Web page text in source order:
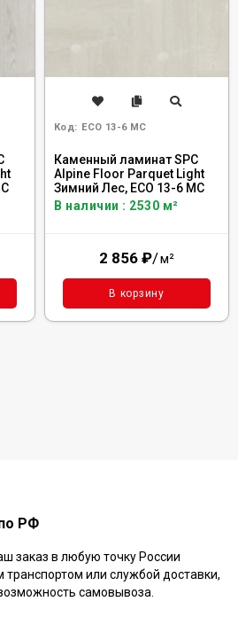
Код: ECO 13-6 MC
Каменный ламинат SPC
Alpine Floor Parquet Light
Зимний Лес, ЕСО 13-6 MC
В наличии : 2530 м²
2 856 ₽/м²
В корзину
РФ
заказ в любую точку России
транспортом или службой доставки,
самовывоза.